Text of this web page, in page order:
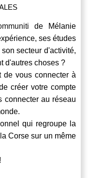
de Mélanie
ses études
secteur d'activité,
d'autres choses ?
de vous connecter à
créer votre compte
connecter au réseau
qui regroupe la
Corse sur un même